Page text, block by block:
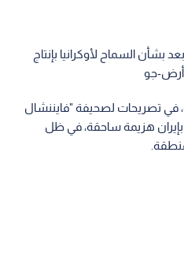
بشأن السماح لأوكرانيا بإنتاج
أرض-جو
في تصريحات لصحيفة "فايننشال
بإيران هزيمة ساحقة، في ظل